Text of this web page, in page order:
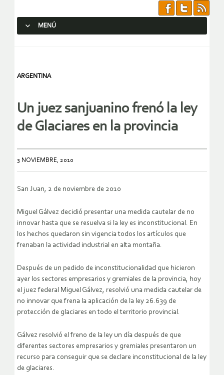
MENÚ
ARGENTINA
Un juez sanjuanino frenó la ley
de Glaciares en la provincia
3 NOVIEMBRE, 2010
San Juan, 2 de noviembre de 2010
Miguel Gálvez decidió presentar una medida cautelar de no
innovar hasta que se resuelva si la ley es inconstitucional. En
los hechos quedaron sin vigencia todos los artículos que
frenaban la actividad industrial en alta montaña.
Después de un pedido de inconstitucionalidad que hicieron
ayer los sectores empresarios y gremiales de la provincia, hoy
el juez federal Miguel Gálvez, resolvió una medida cautelar de
no innovar que frena la aplicación de la ley 26.639 de
protección de glaciares en todo el territorio provincial.
Gálvez resolvió el freno de la ley un día después de que
diferentes sectores empresarios y gremiales presentaron un
recurso para conseguir que se declare inconstitucional de la ley
de glaciares.